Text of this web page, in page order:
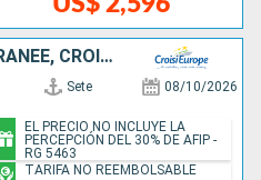
UN PARFUM DE MÉDITERRANÉE, CROISIÈRE AUTHENTIQUE AU C½UR DE LA PROVENCE ET DE LA CAMARGUE
Sete 08/10/2026
EL PRECIO NO INCLUYE LA
PERCEPCIÓN DEL 30% DE AFIP -
RG 5463
TARIFA NO REEMBOLSABLE